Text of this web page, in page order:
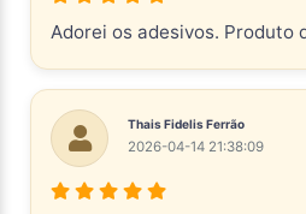
Adorei os adesivos. Produto
Thais Fidelis Ferrão
2026-04-14 21:38:09